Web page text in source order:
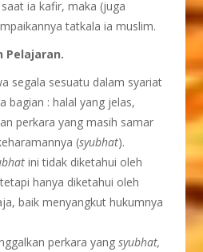
ia kafir, maka (juga
tatkala ia muslim.
Pelajaran.
segala sesuatu dalam syariat
bagian : halal yang jelas,
perkara yang masih samar
(syubhat).
ini tidak diketahui oleh
hanya diketahui oleh
baik menyangkut hukumnya
perkara yangsyubhat,